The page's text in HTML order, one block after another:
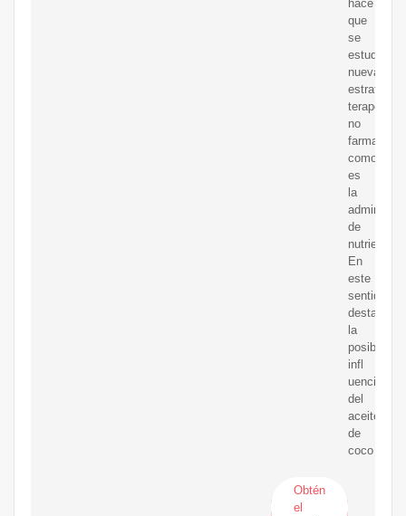
hace
que
se
estudien
nuevas
estrategias
no
como
es
la
de
nutrientes.
En
este
sentido,
destaca
la
posible
infl
uencia
del
aceite
de
coco
Obtén
el